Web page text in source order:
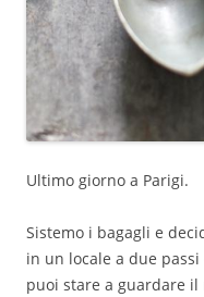
Ultimo giorno a Parigi.
Sistemo i bagagli e
in un locale a due
puoi stare a guardare